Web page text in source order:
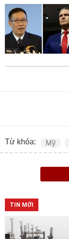
Từ khóa: Mỹ
TIN MỚI